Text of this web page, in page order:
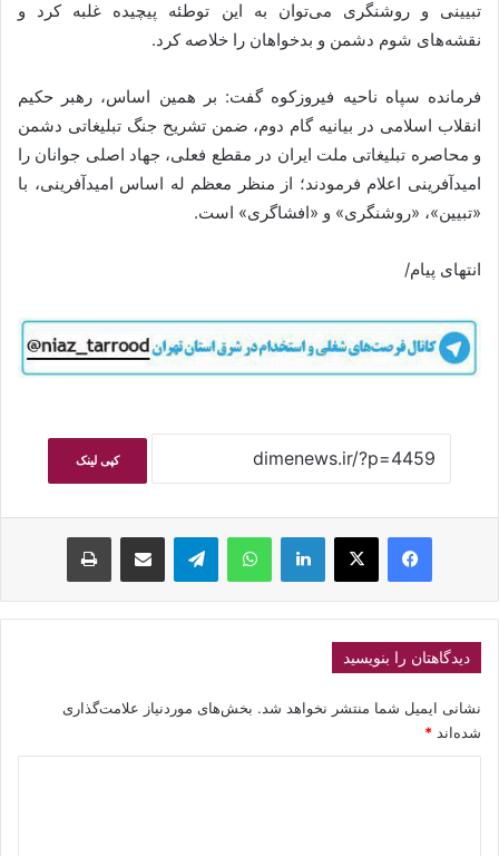
تبیینی و روشنگری می‌توان به این توطئه پیچیده غلبه کرد و
نقشه‌های شوم دشمن و بدخواهان را خلاصه کرد.
فرمانده سپاه ناحیه فیروزکوه گفت: بر همین اساس، رهبر حکیم
انقلاب اسلامی در بیانیه گام دوم، ضمن تشریح جنگ تبلیغاتی دشمن
و محاصره تبلیغاتی ملت ایران در مقطع فعلی، جهاد اصلی جوانان را
امیدآفرینی اعلام فرمودند؛ از منظر معظم له اساس امیدآفرینی، با
«تبیین»، «روشنگری» و «افشاگری» است.
انتهای پیام/
کپی لینک
فیسبوکایکس لینکداین واتس آپ تلگرام اشتراک گذاری با ایمیل چاپ
دیدگاهتان را بنویسید
نشانی ایمیل شما منتشر نخواهد شد. بخش‌های موردنیاز علامت‌گذاری
شده‌اند *